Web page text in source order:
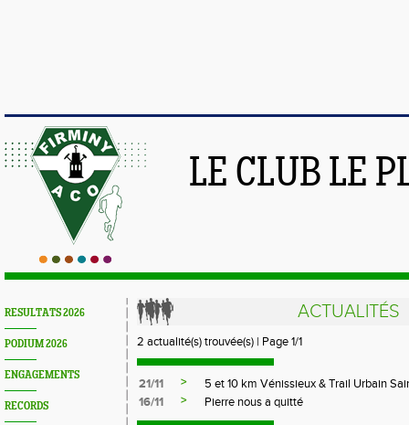
LE CLUB LE
RESULTATS 2026
PODIUM 2026
ENGAGEMENTS
RECORDS
ACTUALITÉS
2 actualité(s) trouvée(s) | Page 1/1
21/11 >
5 et 10 km Vénissieux & Trail Urbain
16/11
> Pierre nous a quitté